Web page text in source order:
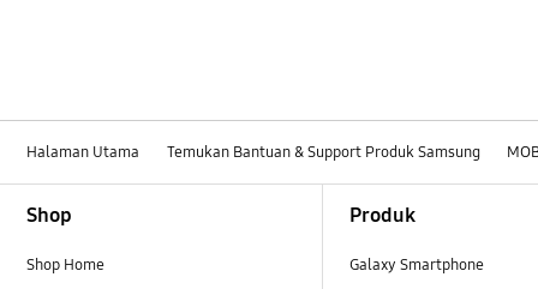
Halaman Utama Temukan Bantuan & Support Produk Samsung
Shop
Shop Home
Produk
Galaxy Smartphone